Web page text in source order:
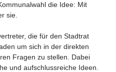
die Idee: Mit
sie.
die für den Stadtrat
um sich in der direkten
Fragen zu stellen. Dabei
und aufschlussreiche Ideen.